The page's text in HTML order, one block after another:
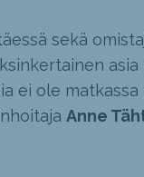
sekä
ei ole
Anne